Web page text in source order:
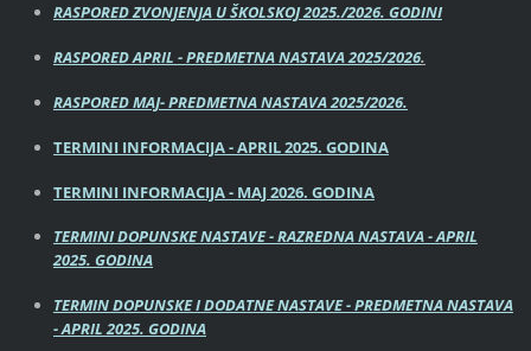
RASPORED ZVONJENJA U ŠKOLSKOJ 2025./2026. GODINI
RASPORED APRIL - PREDMETNA NASTAVA 2025/2026.
RASPORED MAJ- PREDMETNA NASTAVA 2025/2026.
TERMINI INFORMACIJA - APRIL 2025. GODINA
TERMINI INFORMACIJA - MAJ 2026. GODINA
TERMINI DOPUNSKE NASTAVE - RAZREDNA NASTAVA - APRIL
2025. GODINA
TERMIN DOPUNSKE I DODATNE NASTAVE - PREDMETNA NASTAVA
- APRIL 2025. GODINA